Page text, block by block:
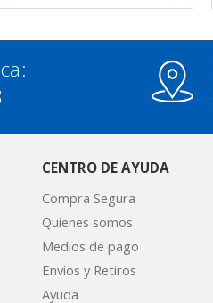
CENTRO DE AYUDA
Compra Segura
Quienes somos
Medios de pago
Envíos y Retiros
Ayuda